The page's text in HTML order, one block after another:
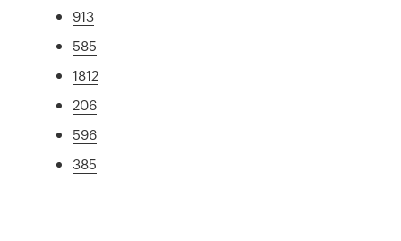
913
585
1812
206
596
385